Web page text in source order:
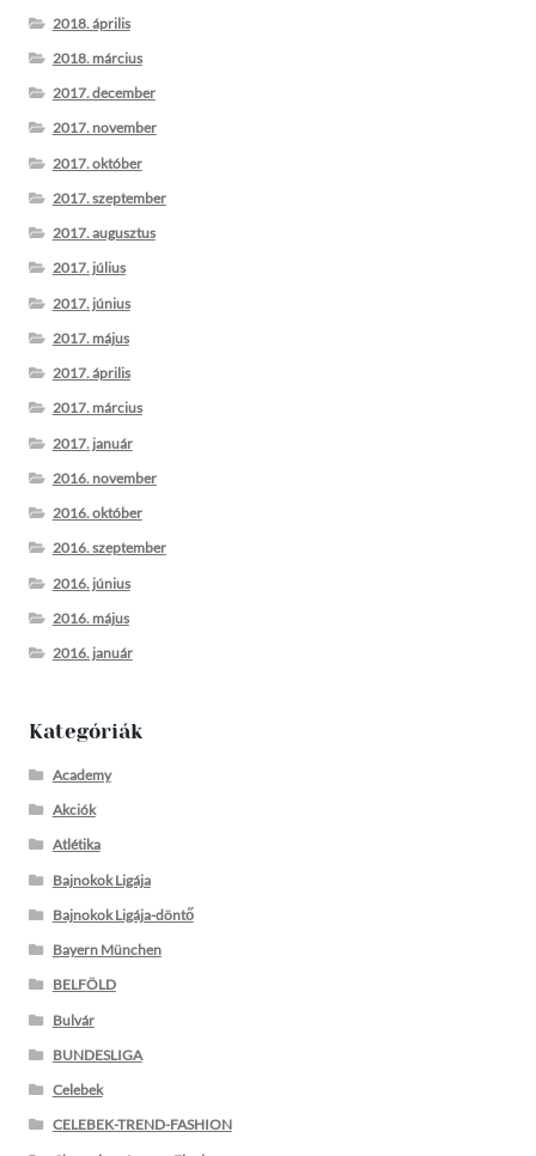
2018. április
2018. március
2017. december
2017. november
2017. október
2017. szeptember
2017. augusztus
2017. július
2017. június
2017. május
2017. április
2017. március
2017. január
2016. november
2016. október
2016. szeptember
2016. június
2016. május
2016. január
Kategóriák
Academy
Akciók
Atlétika
Bajnokok Ligája
Bajnokok Ligája-döntő
Bayern München
BELFÖLD
Bulvár
BUNDESLIGA
Celebek
CELEBEK-TREND-FASHION